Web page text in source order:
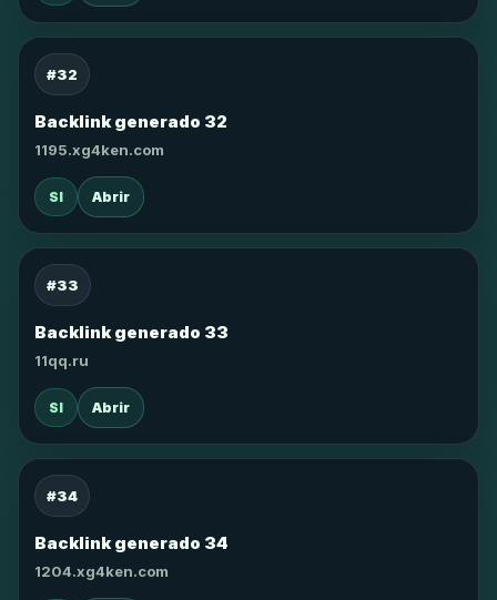
#32
Backlink generado 32
1195.xg4ken.com
SI Abrir
#33
Backlink generado 33
11qq.ru
SI Abrir
#34
Backlink generado 34
1204.xg4ken.com